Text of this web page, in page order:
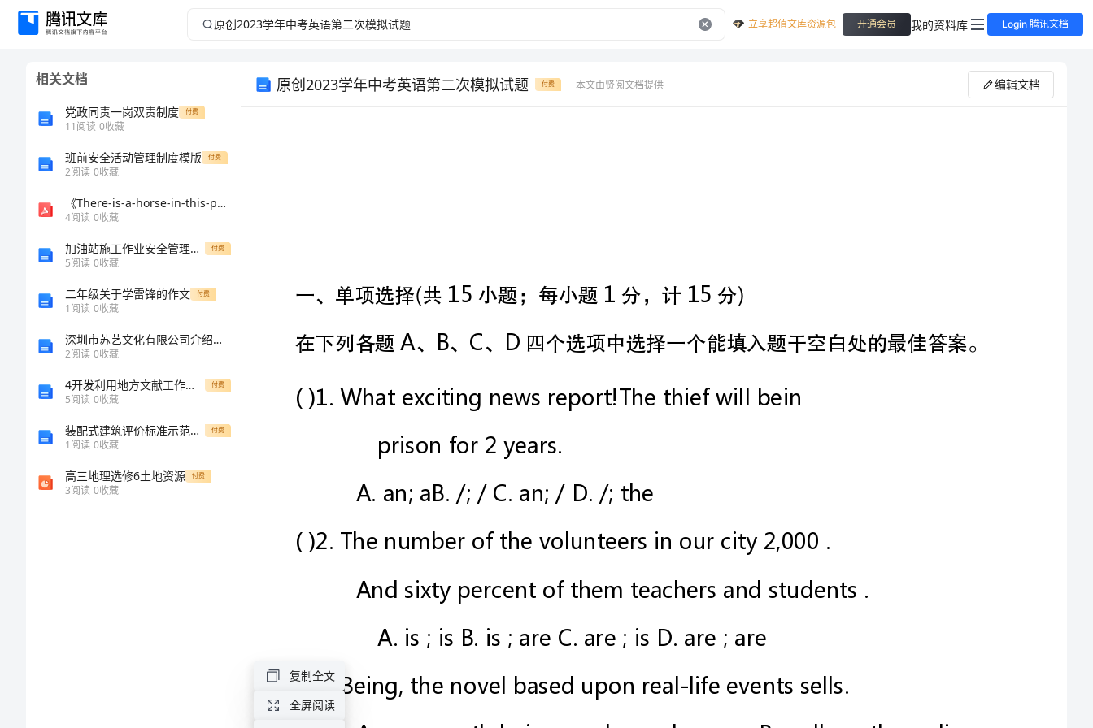
原
2023
立享超值文库资源包 开通会员 我的资料库 Login 腾讯文档
相关文档
党政同责一岗双责制度 付费
11阅读 0收藏
班前安全活动管理制度模版 付费
2阅读 0收藏
《There-is-a-horse-in-this-photo--》教学反思(可打印修改)
4阅读 0收藏
加油站施工作业安全管理规定 付费
5阅读 0收藏
二年级关于学雷锋的作文 付费
1阅读 0收藏
深圳市苏艺文化有限公司介绍企业发展分析报告
2阅读 0收藏
4开发利用地方文献工作经验浅谈 付费
5阅读 0收藏
装配式建筑评价标准示范项目申报书（框架） 付费
1阅读 0收藏
高三地理选修6土地资源 付费
3阅读 0收藏
原创2023学年中考英语第二次模拟试题 付费 本文由贤阅文档提供 编辑文档
A.an;aB./;/C.an;/D./;the
复制全文
全屏阅读